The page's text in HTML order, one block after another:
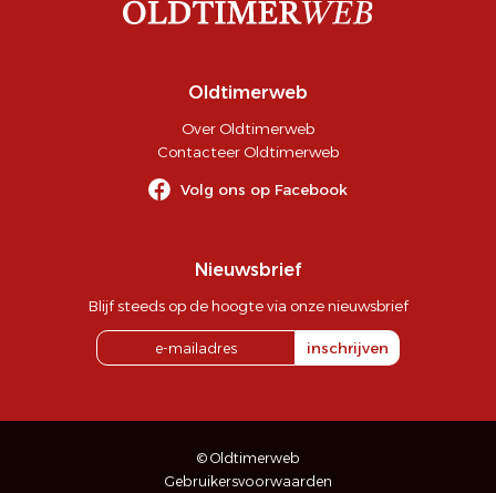
Oldtimerweb
Over Oldtimerweb
Contacteer Oldtimerweb
Volg ons op Facebook
Nieuwsbrief
Blijf steeds op de hoogte via onze nieuwsbrief
inschrijven
© Oldtimerweb
Gebruikersvoorwaarden